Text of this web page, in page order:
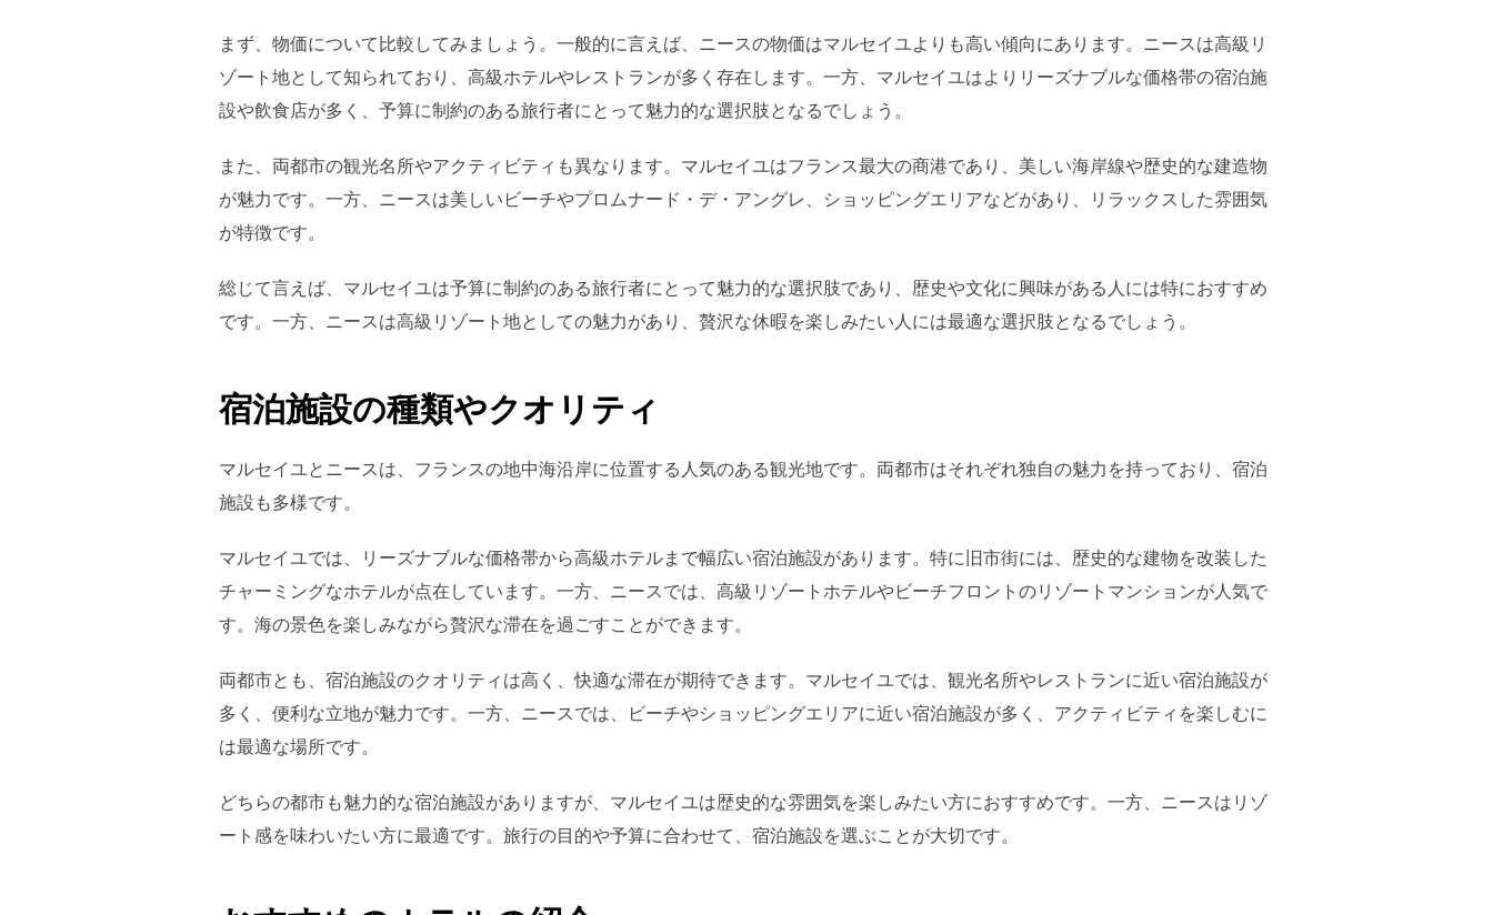
まず、物価について比較してみましょう。一般的に言えば、ニースの物価はマルセイユよりも高い傾向にあります。ニースは高級リ
ゾート地として知られており、高級ホテルやレストランが多く存在します。一方、マルセイユはよりリーズナブルな価格帯の宿泊施
設や飲食店が多く、予算に制約のある旅行者にとって魅力的な選択肢となるでしょう。
また、両都市の観光名所やアクティビティも異なります。マルセイユはフランス最大の商港であり、美しい海岸線や歴史的な建造物
が魅力です。一方、ニースは美しいビーチやプロムナード・デ・アングレ、ショッピングエリアなどがあり、リラックスした雰囲気
が特徴です。
総じて言えば、マルセイユは予算に制約のある旅行者にとって魅力的な選択肢であり、歴史や文化に興味がある人には特におすすめ
です。一方、ニースは高級リゾート地としての魅力があり、贅沢な休暇を楽しみたい人には最適な選択肢となるでしょう。
宿泊施設の種類やクオリティ
マルセイユとニースは、フランスの地中海沿岸に位置する人気のある観光地です。両都市はそれぞれ独自の魅力を持っており、宿泊
施設も多様です。
マルセイユでは、リーズナブルな価格帯から高級ホテルまで幅広い宿泊施設があります。特に旧市街には、歴史的な建物を改装した
チャーミングなホテルが点在しています。一方、ニースでは、高級リゾートホテルやビーチフロントのリゾートマンションが人気で
す。海の景色を楽しみながら贅沢な滞在を過ごすことができます。
両都市とも、宿泊施設のクオリティは高く、快適な滞在が期待できます。マルセイユでは、観光名所やレストランに近い宿泊施設が
多く、便利な立地が魅力です。一方、ニースでは、ビーチやショッピングエリアに近い宿泊施設が多く、アクティビティを楽しむに
は最適な場所です。
どちらの都市も魅力的な宿泊施設がありますが、マルセイユは歴史的な雰囲気を楽しみたい方におすすめです。一方、ニースはリゾ
ート感を味わいたい方に最適です。旅行の目的や予算に合わせて、宿泊施設を選ぶことが大切です。